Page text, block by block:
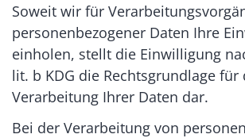
Soweit wir für
personenbezogener Daten Ihre
einholen, stellt die Einwilligung
lit. b KDG die Rechtsgrundlage für
Verarbeitung Ihrer Daten dar.
Bei der Verarbeitung von